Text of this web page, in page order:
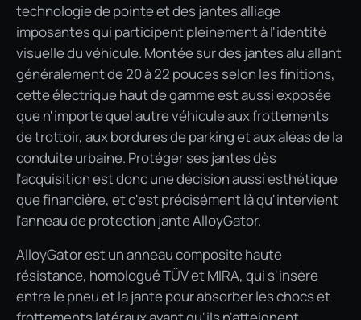
technologie de pointe et des jantes alliage
imposantes qui participent pleinement à l'identité
visuelle du véhicule. Montée sur des jantes alu allant
généralement de 20 à 22 pouces selon les finitions,
cette électrique haut de gamme est aussi exposée
que n'importe quel autre véhicule aux frottements
de trottoir, aux bordures de parking et aux aléas de la
conduite urbaine. Protéger ses jantes dès
l'acquisition est donc une décision aussi esthétique
que financière, et c'est précisément là qu'intervient
l'anneau de protection jante AlloyGator.
AlloyGator est un anneau composite haute
résistance, homologué TÜV et MIRA, qui s'insère
entre le pneu et la jante pour absorber les chocs et